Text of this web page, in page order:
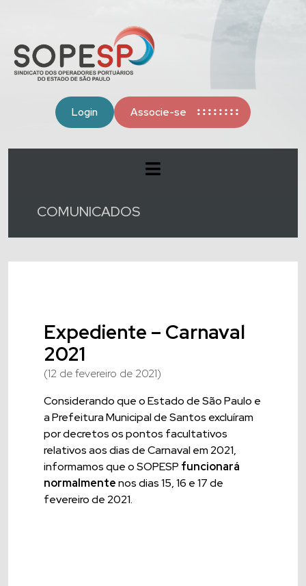
Login Associe-se
COMUNICADOS
Expediente – Carnaval
2021
(12 de fevereiro de 2021)
Considerando que o Estado de São Paulo e
a Prefeitura Municipal de Santos excluíram
por decretos os pontos facultativos
relativos aos dias de Carnaval em 2021,
informamos que o SOPESP funcionará
normalmentenos dias 15, 16 e 17 de
fevereiro de 2021.